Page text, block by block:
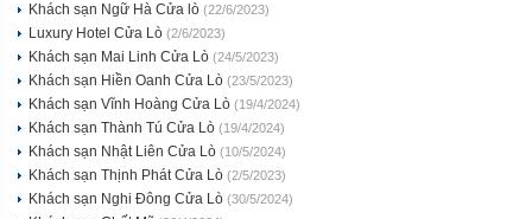
Khách sạn Ngữ Hà Cửa lò (22/6/2023)
Luxury Hotel Cửa Lò (2/6/2023)
Khách sạn Mai Linh Cửa Lò (24/5/2023)
Khách sạn Hiền Oanh Cửa Lò (23/5/2023)
Khách sạn Vĩnh Hoàng Cửa Lò (19/4/2024)
Khách sạn Thành Tú Cửa Lò (19/4/2024)
Khách sạn Nhật Liên Cửa Lò (10/5/2024)
Khách sạn Thịnh Phát Cửa Lò (2/5/2023)
Khách sạn Nghi Đông Cửa Lò (30/5/2024)